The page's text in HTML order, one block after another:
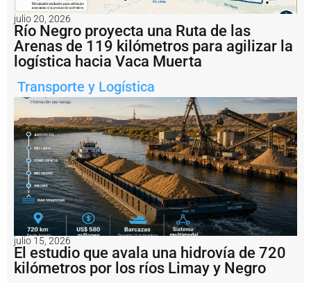
v
a
c
i
ó
n
d
e
l
a
h
i
s
t
ó
ri
T
e
r
julio 20, 2026
Río Negro proyecta una Ruta de las
Arenas de 119 kilómetros para agilizar la
logística hacia Vaca Muerta
Transporte y Logística
julio 15, 2026
El estudio que avala una hidrovía de 720
kilómetros por los ríos Limay y Negro